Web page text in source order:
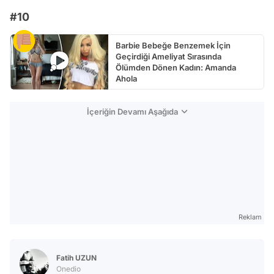
#10
Barbie Bebeğe Benzemek İçin
Geçirdiği Ameliyat Sırasında
Ölümden Dönen Kadın: Amanda
Ahola
İçeriğin Devamı Aşağıda
Reklam
Fatih UZUN
Onedio